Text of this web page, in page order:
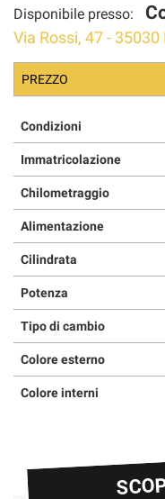
Disponibile presso:
Via Rossi, 47 - 35030
PREZZO
Condizioni
Immatricolazione
Chilometraggio
Alimentazione
Cilindrata
Potenza
Tipo di cambio
Colore esterno
Colore interni